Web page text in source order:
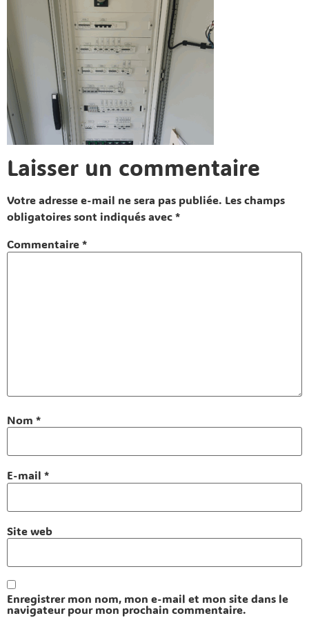
Laisser un commentaire
Votre adresse e-mail ne sera pas publiée. Les champs
obligatoires sont indiqués avec*
Commentaire*
Nom *
E-mail *
Site web
Enregistrer mon nom, mon e-mail et mon site dans le
navigateur pour mon prochain commentaire.